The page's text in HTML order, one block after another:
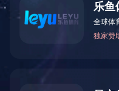
联系方式
客户留言
人才招聘
English
内容正在制造......